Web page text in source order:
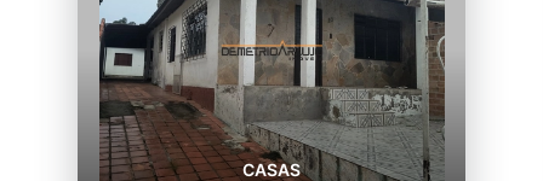
CASAS